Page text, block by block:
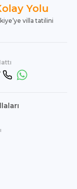
Yolu
villa tatilini